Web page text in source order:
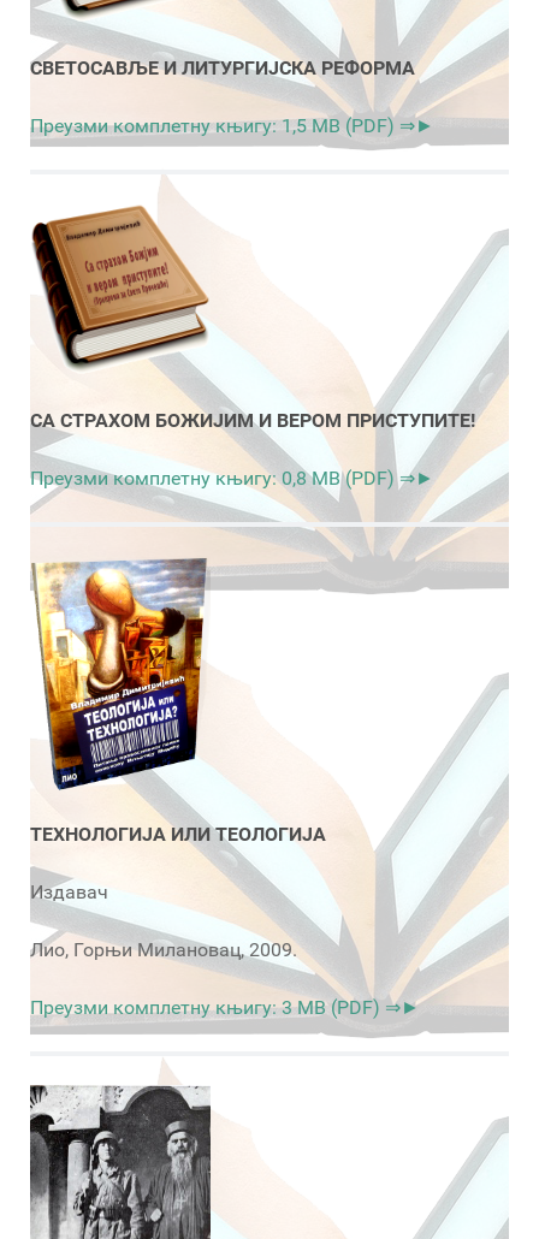
СВЕТОСАВЉЕ И ЛИТУРГИЈСКА РЕФОРМА
Преузми комплетну књигу: 1,5 MB (PDF) ⇒►
СА СТРАХОМ БОЖИЈИМ И ВЕРОМ ПРИСТУПИТЕ!
Преузми комплетну књигу: 0,8 MB (PDF) ⇒►
ТЕХНОЛОГИЈА ИЛИ ТЕОЛОГИЈА
Издавач
Лио, Горњи Милановац, 2009.
Преузми комплетну књигу: 3 MB (PDF) ⇒►